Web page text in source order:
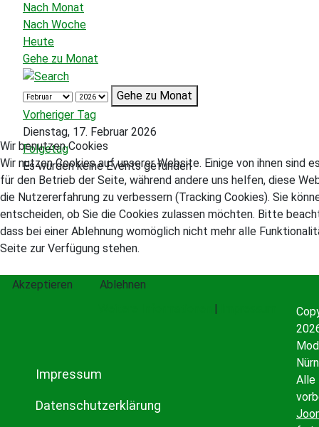
Nach Monat
Nach Woche
Heute
Gehe zu Monat
Gehe zu Monat
Vorheriger Tag
Dienstag, 17. Februar 2026
Folgetag
Es wurden keine Events gefunden
Impressum
Datenschutzerklärung
Alle
Wir benutzen Cookies
Wir nutzen Cookies auf unserer Website. Einige von ihnen sind
für den Betrieb der Seite, während andere uns helfen, diese
die Nutzererfahrung zu verbessern (Tracking Cookies). Sie
entscheiden, ob Sie die Cookies zulassen möchten. Bitte
dass bei einer Ablehnung womöglich nicht mehr alle
Seite zur Verfügung stehen.
Akzeptieren
Ablehnen
|